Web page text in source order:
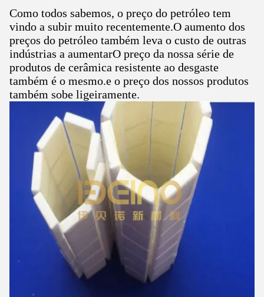
Como todos sabemos, o preço do petróleo tem
vindo a subir muito recentemente.O aumento dos
preços do petróleo também leva o custo de outras
indústrias a aumentarO preço da nossa série de
produtos de cerâmica resistente ao desgaste
também é o mesmo.e o preço dos nossos produtos
também sobe ligeiramente.